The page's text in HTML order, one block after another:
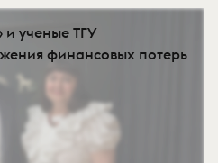
ученые ТГУ
финансовых потерь